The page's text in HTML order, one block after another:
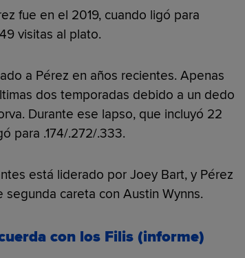
fue en el 2019, cuando ligó para
visitas al plato.
a Pérez en años recientes. Apenas
dos temporadas debido a un dedo
Durante ese lapso, que incluyó 22
para .174/.272/.333.
está liderado por Joey Bart, y Pérez
careta con Austin Wynns.
con los Filis (informe)